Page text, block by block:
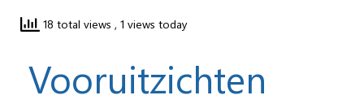
18 total views , 1 views today
Vooruitzichten